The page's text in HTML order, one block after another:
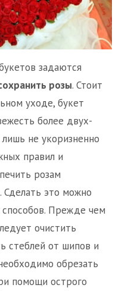
задаются
розы. Стоит
уходе, букет
более двух-
не укоризненно
правил и
розам
Сделать это можно
Прежде чем
очистить
стеблей от шипов и
обрезать
помощи острого